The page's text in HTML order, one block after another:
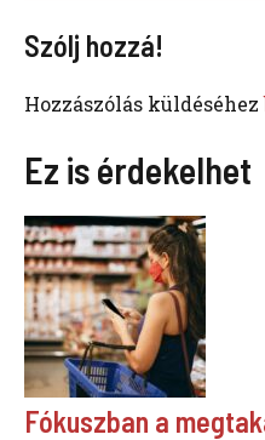
Szólj hozzá!
Hozzászólás küldéséhez
Ez is érdekelhet
Fókuszban a